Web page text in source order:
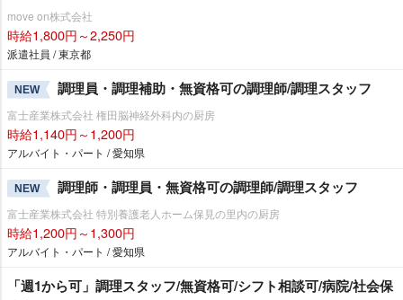
move on株式会社
時給1,800円～2,250円
派遣社員 / 東京都
NEW 調理員・調理補助・無資格可の調理師/調理スタッフ
富士産業株式会社 権田脳神経外科内の厨房
時給1,140円～1,200円
アルバイト・パート / 愛知県
NEW 調理師・調理員・無資格可の調理師/調理スタッフ
富士産業株式会社 特別養護老人ホーム保見の里内の厨房
時給1,200円～1,300円
アルバイト・パート / 愛知県
「週1から可」調理スタッフ/無資格可/シフト相談可/病院/社会保